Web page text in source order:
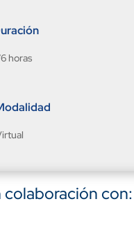
horas
colaboración con: